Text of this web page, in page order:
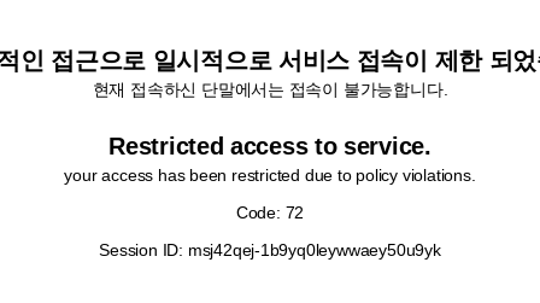
인 접근으로 일시적으로 서비스 접속이 제한 되
현재 접속하신 단말에서는 접속이 불가능합니다.
Restricted access to service.
your access has been restricted due to policy violations.
Code: 72
Session ID: msj42qej-1b9yq0leywwaey50u9yk